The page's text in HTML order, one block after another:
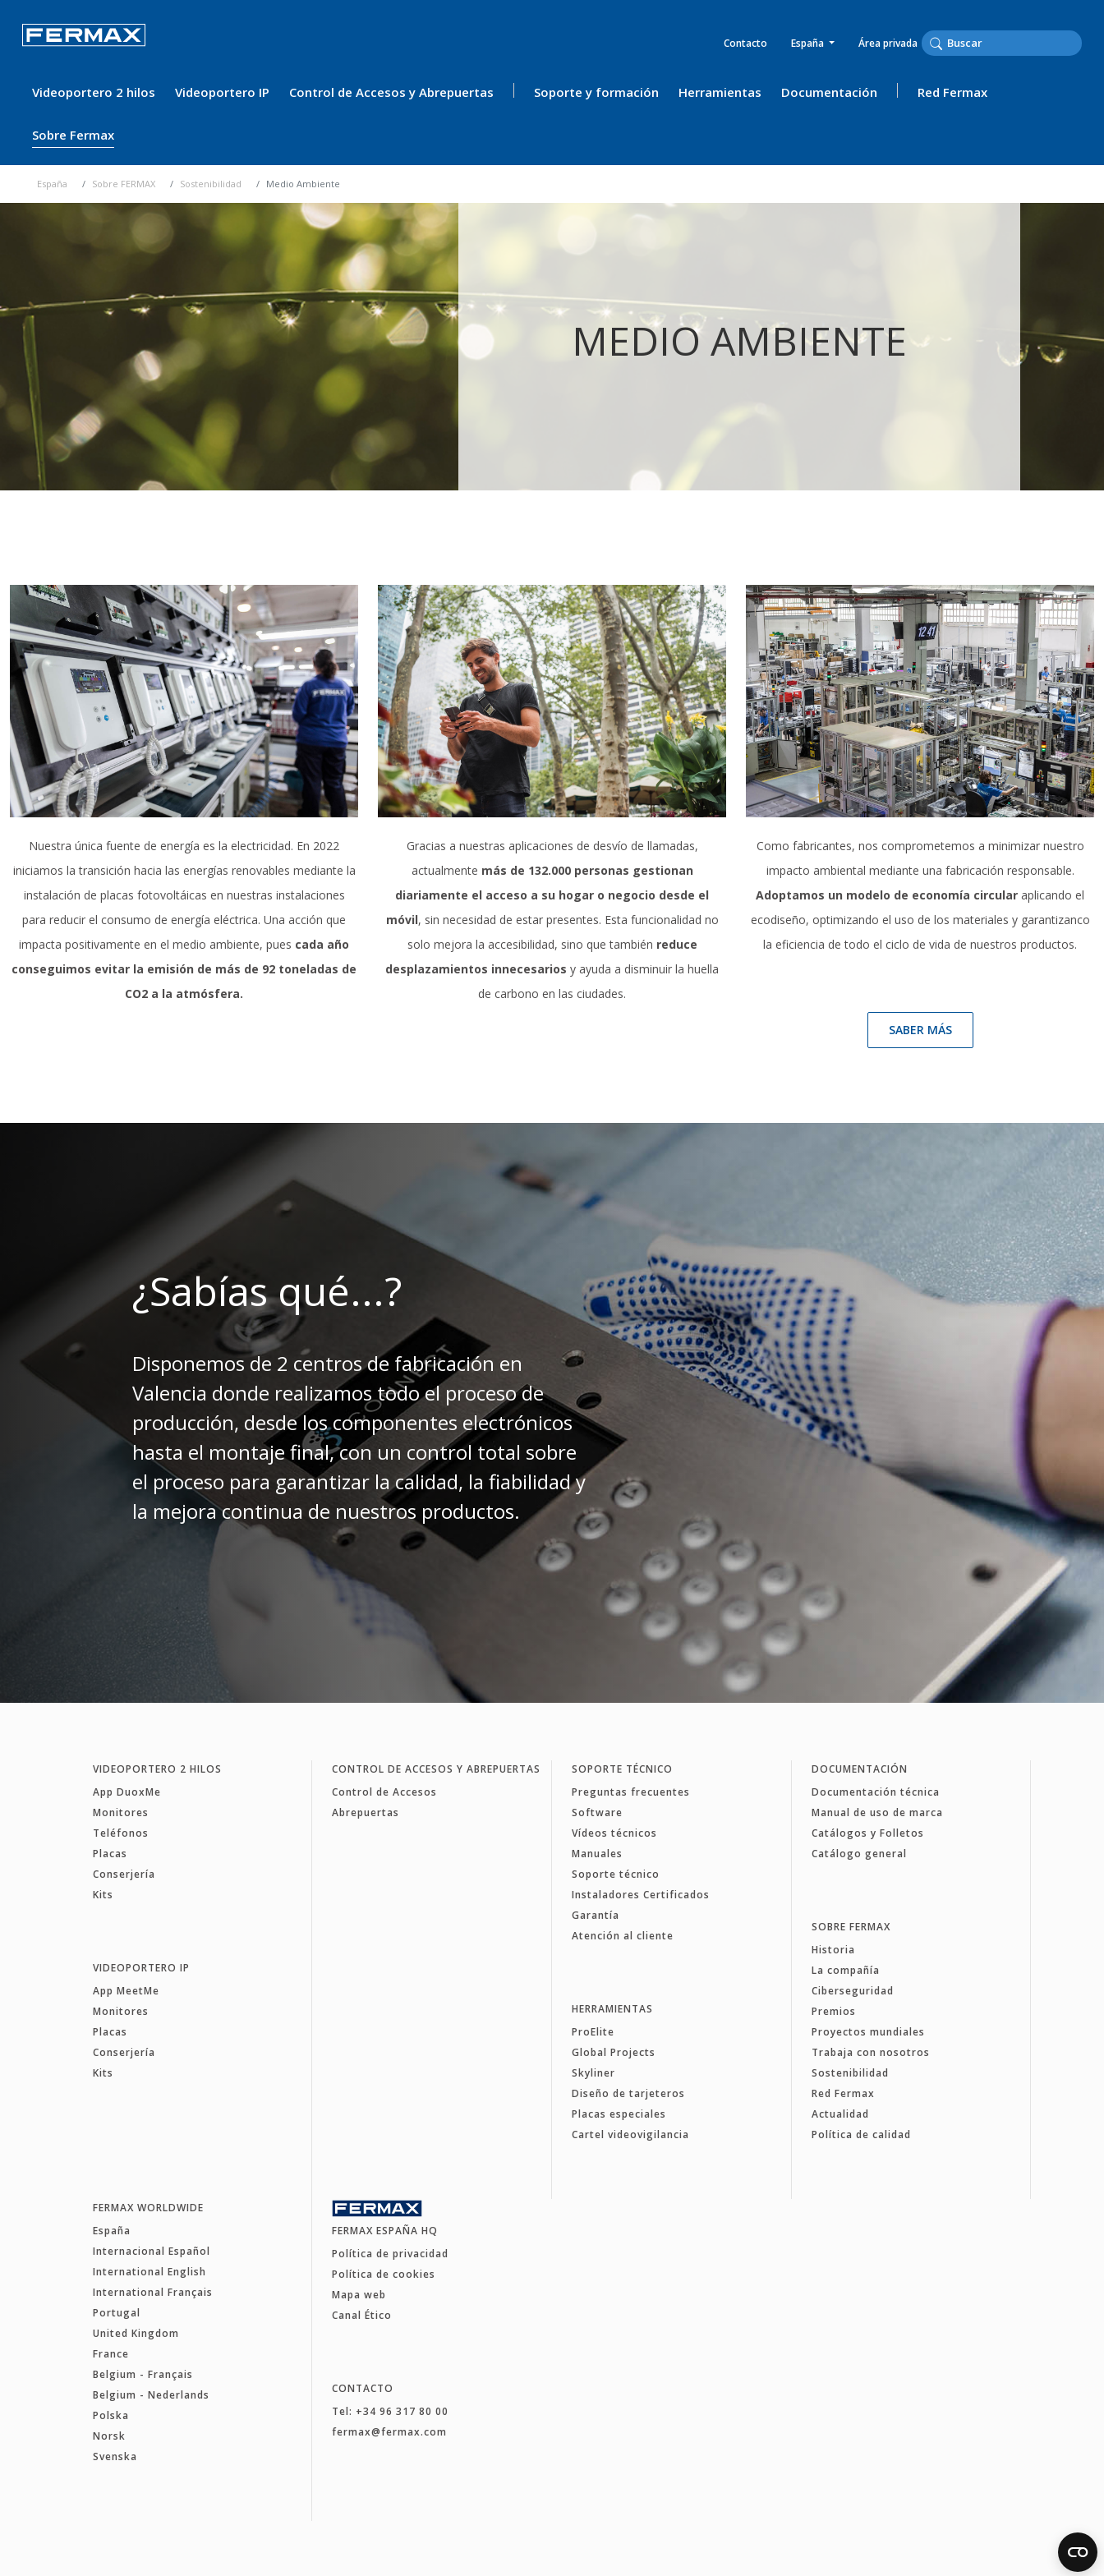
Contacto España Área privada
Videoportero 2 hilos Videoportero IP Control de Accesos y Abrepuertas Soporte y formación Herramientas Documentación Red Fermax
Sobre Fermax
España Sobre FERMAX Sostenibilidad Medio Ambiente
MEDIO AMBIENTE
Nuestra única fuente de energía es la electricidad. En 2022
iniciamos la transición hacia las energías renovables mediante la
instalación de placas fotovoltáicas en nuestras instalaciones
para reducir el consumo de energía eléctrica. Una acción que
impacta positivamente en el medio ambiente, pues cada año
conseguimos evitar la emisión de más de 92 toneladas de
CO2 a la atmósfera.
Gracias a nuestras aplicaciones de desvío de llamadas,
actualmente más de 132.000 personas gestionan
diariamente el acceso a su hogar o negocio desde el
móvil, sin necesidad de estar presentes. Esta funcionalidad no
solo mejora la accesibilidad, sino que también reduce
desplazamientos innecesarios y ayuda a disminuir la huella
de carbono en las ciudades.
Como fabricantes, nos comprometemos a minimizar nuestro
impacto ambiental mediante una fabricación responsable.
Adoptamos un modelo de economía circular aplicando el
ecodiseño, optimizando el uso de los materiales y garantizanco
la eficiencia de todo el ciclo de vida de nuestros productos.
SABER MÁS
¿Sabías qué...?
Disponemos de 2 centros de fabricación en
Valencia donde realizamos todo el proceso de
producción, desde los componentes electrónicos
hasta el montaje final, con un control total sobre
el proceso para garantizar la calidad, la fiabilidad y
la mejora continua de nuestros productos.
VIDEOPORTERO 2 HILOS
App DuoxMe
Monitores
Teléfonos
Placas
Conserjería
Kits
VIDEOPORTERO IP
App MeetMe
Monitores
Placas
Conserjería
Kits
CONTROL DE ACCESOS Y ABREPUERTAS
Control de Accesos
Abrepuertas
SOPORTE TÉCNICO
Preguntas frecuentes
Software
Vídeos técnicos
Manuales
Soporte técnico
Instaladores Certificados
Garantía
Atención al cliente
HERRAMIENTAS
ProElite
Global Projects
Skyliner
Diseño de tarjeteros
Placas especiales
Cartel videovigilancia
DOCUMENTACIÓN
Documentación técnica
Manual de uso de marca
Catálogos y Folletos
Catálogo general
SOBRE FERMAX
Historia
La compañía
Ciberseguridad
Premios
Proyectos mundiales
Trabaja con nosotros
Sostenibilidad
Red Fermax
Actualidad
Política de calidad
FERMAX WORLDWIDE
España
Internacional Español
International English
International Français
Portugal
United Kingdom
France
Belgium - Français
Belgium - Nederlands
Polska
Norsk
Svenska
FERMAX ESPAÑA HQ
Política de privacidad
Política de cookies
Mapa web
Canal Ético
CONTACTO
Tel: +34 96 317 80 00
fermax@fermax.com